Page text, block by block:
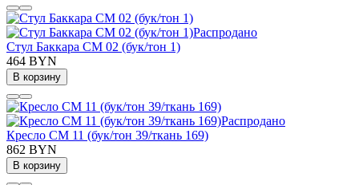
Распродано
Стул Баккара СМ 02 (бук/тон 1)
464 BYN
В корзину
Распродано
Кресло СМ 11 (бук/тон 39/ткань 169)
862 BYN
В корзину